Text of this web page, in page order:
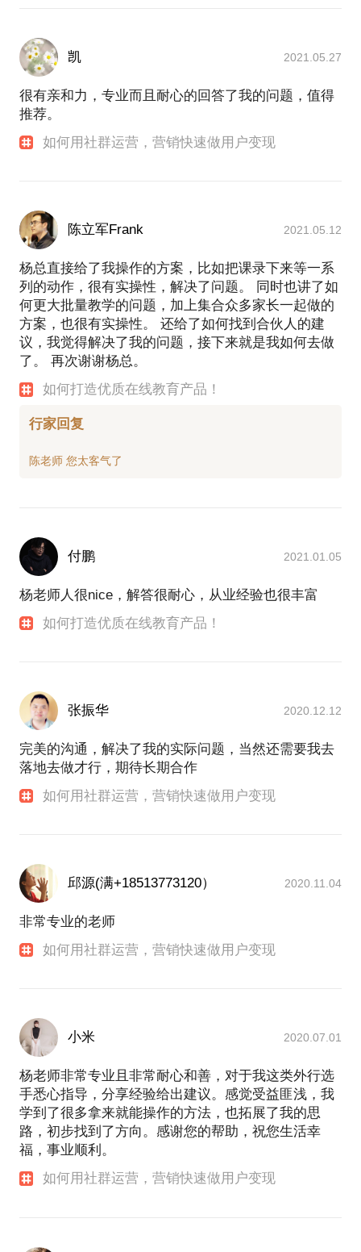
凯 2021.05.27
很有亲和力，专业而且耐心的回答了我的问题，值得
推荐。
如何用社群运营，营销快速做用户变现
陈立军Frank 2021.05.12
杨总直接给了我操作的方案，比如把课录下来等一系
列的动作，很有实操性，解决了问题。 同时也讲了如
何更大批量教学的问题，加上集合众多家长一起做的
方案，也很有实操性。 还给了如何找到合伙人的建
议，我觉得解决了我的问题，接下来就是我如何去做
了。 再次谢谢杨总。
如何打造优质在线教育产品！
行家回复
付鹏 2021.01.05
杨老师人很nice，解答很耐心，从业经验也很丰富
如何打造优质在线教育产品！
张振华 2020.12.12
完美的沟通，解决了我的实际问题，当然还需要我去
落地去做才行，期待长期合作
如何用社群运营，营销快速做用户变现
邱源(满+18513773120） 2020.11.04
非常专业的老师
如何用社群运营，营销快速做用户变现
小米 2020.07.01
杨老师非常专业且非常耐心和善，对于我这类外行选
手悉心指导，分享经验给出建议。感觉受益匪浅，我
学到了很多拿来就能操作的方法，也拓展了我的思
路，初步找到了方向。感谢您的帮助，祝您生活幸
福，事业顺利。
如何用社群运营，营销快速做用户变现